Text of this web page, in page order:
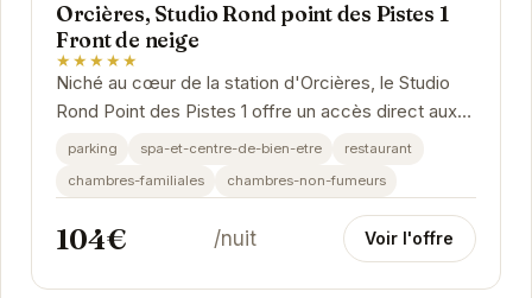
Orcières, Studio Rond point des Pistes 1
Front de neige
★★★★★
Niché au cœur de la station d'Orcières, le Studio
Rond Point des Pistes 1 offre un accès direct aux
pistes de ski, vous permettant de profiter...
parking spa-et-centre-de-bien-etre
restaurant
chambres-familiales
chambres-non-fumeurs
104€ /nuit Voir l'offre